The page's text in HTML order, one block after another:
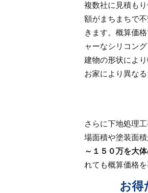
複数社に見積も
額がまちまちで
きます。概算価
ャーなシリコン
建物の形状によ
お家により異なる
さらに下地処理
場面積や塗装面
～１５０万を大
れても概算価格
お得